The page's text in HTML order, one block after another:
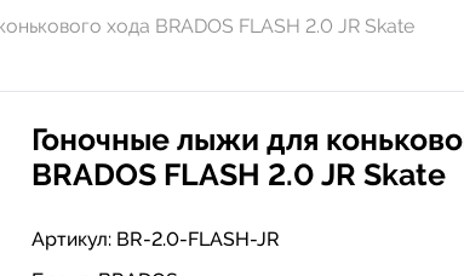
хода BRADOS FLASH 2.0 JR Skate
Гоночные лыжи для
BRADOS FLASH 2.0 JR Skate
Артикул: BR-2.0-FLASH-JR